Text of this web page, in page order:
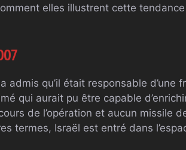
elles illustrent cette
admis qu’il était responsable d’une
qui aurait pu être capable
de l’opération et aucun missile
termes, Israël est entré dans